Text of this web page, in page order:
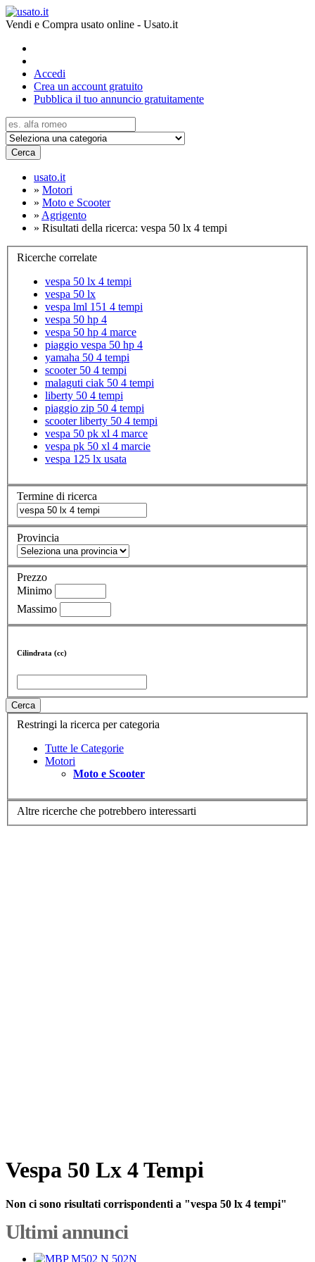
Vendi e Compra usato online - Usato.it
Accedi
Crea un account gratuito
Pubblica il tuo annuncio gratuitamente
Cerca
usato.it
» Motori
» Moto e Scooter
» Agrigento
» Risultati della ricerca: vespa 50 lx 4 tempi
Ricerche correlate
vespa 50 lx 4 tempi
vespa 50 lx
vespa lml 151 4 tempi
vespa 50 hp 4
vespa 50 hp 4 marce
piaggio vespa 50 hp 4
yamaha 50 4 tempi
scooter 50 4 tempi
malaguti ciak 50 4 tempi
liberty 50 4 tempi
piaggio zip 50 4 tempi
scooter liberty 50 4 tempi
vespa 50 pk xl 4 marce
vespa pk 50 xl 4 marcie
vespa 125 lx usata
Termine di ricerca
Provincia
Prezzo
Minimo
Massimo
Cilindrata (cc)
Cerca
Restringi la ricerca per categoria
Tutte le Categorie
Motori
Moto e Scooter
Altre ricerche che potrebbero interessarti
Vespa 50 Lx 4 Tempi
Non ci sono risultati corrispondenti a "vespa 50 lx 4 tempi"
Ultimi annunci